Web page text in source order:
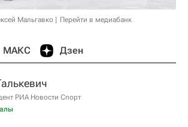
Мальгавко Перейти в медиабанк
МАКС Дзен
РИА Новости Спорт